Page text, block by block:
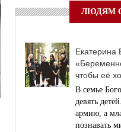
ЛЮДЯМ
Екатерина
чтобы её
В семье
девять
армию, а
познавать